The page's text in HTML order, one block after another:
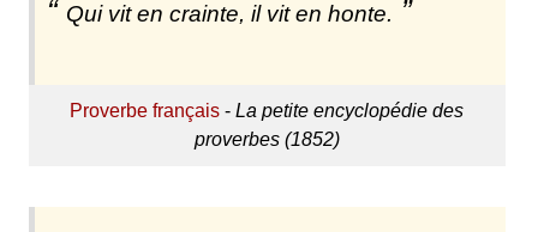
Qui vit en crainte, il vit en honte.
Proverbe français -La petite encyclopédie des
proverbes (1852)